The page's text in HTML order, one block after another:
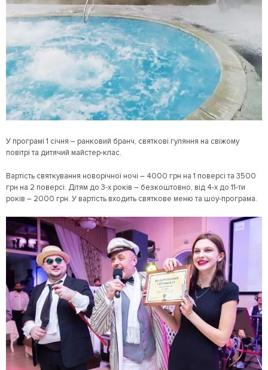
У програмі 1 січня – ранковий бранч, святкові гуляння на свіжому
повітрі та дитячий майстер-клас.
Вартість святкування новорічної ночі – 4000 грн на 1 поверсі та 3500
грн на 2 поверсі. Дітям до 3-х років – безкоштовно, від 4-х до 11-ти
років – 2000 грн. У вартість входить святкове меню та шоу-програма.